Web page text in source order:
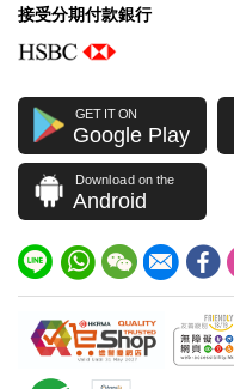
接受分期付款銀行
GET IT ON
Google Play
Download on the
Android